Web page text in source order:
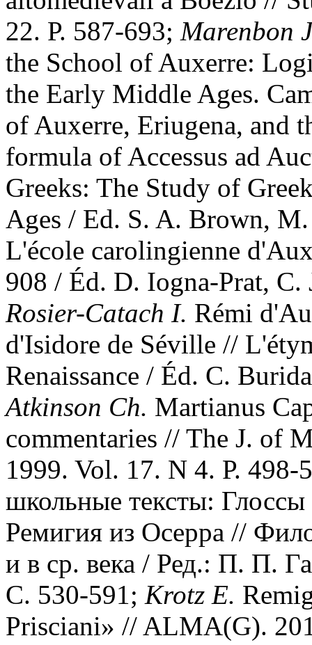
22. Р. 587-693; Marenbon
the School of Auxerre:
the Early Middle Ages.
of Auxerre, Eriugena, and
formula of Accessus ad
Greeks: The Study of
Ages / Ed. S. A. Brown,
L'école carolingienne
908 / Éd. D. Iogna-Prat,
Rosier-Catach I. Rémi
d'Isidore de Séville //
Renaissance / Éd. C.
Atkinson Ch. Martianus
commentaries // The J. of
1999. Vol. 17. N 4. Р.
школьные тексты:
Ремигия из Осерра //
и в ср. века / Ред.: П. П.
С. 530-591; Krotz E.
Prisciani» // ALMA(G).